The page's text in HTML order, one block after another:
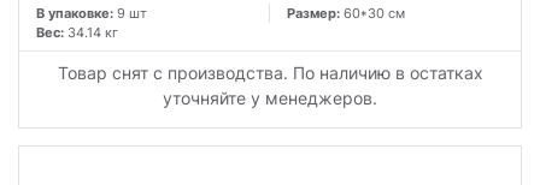
В упаковке: 9 шт Размер: 60*30 см
Вес: 34.14 кг
Товар снят с производства. По наличию в остатках
уточняйте у менеджеров.